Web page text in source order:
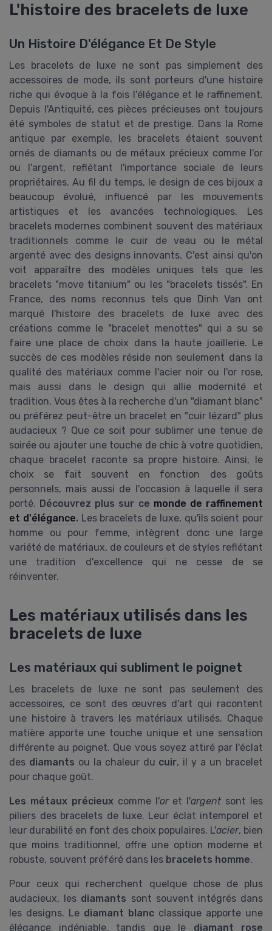
L'histoire des bracelets de luxe
Un Histoire D'élégance Et De Style
Les bracelets de luxe ne sont pas simplement des
accessoires de mode, ils sont porteurs d'une histoire
riche qui évoque à la fois l'élégance et le raffinement.
Depuis l'Antiquité, ces pièces précieuses ont toujours
été symboles de statut et de prestige. Dans la Rome
antique par exemple, les bracelets étaient souvent
ornés de diamants ou de métaux précieux comme l'or
ou l'argent, reflétant l'importance sociale de leurs
propriétaires. Au fil du temps, le design de ces bijoux a
beaucoup évolué, influencé par les mouvements
artistiques et les avancées technologiques. Les
bracelets modernes combinent souvent des matériaux
traditionnels comme le cuir de veau ou le métal
argenté avec des designs innovants. C'est ainsi qu'on
voit apparaître des modèles uniques tels que les
bracelets "move titanium" ou les "bracelets tissés". En
France, des noms reconnus tels que Dinh Van ont
marqué l'histoire des bracelets de luxe avec des
créations comme le "bracelet menottes" qui a su se
faire une place de choix dans la haute joaillerie. Le
succès de ces modèles réside non seulement dans la
qualité des matériaux comme l'acier noir ou l'or rose,
mais aussi dans le design qui allie modernité et
tradition. Vous êtes à la recherche d'un "diamant blanc"
ou préférez peut-être un bracelet en "cuir lézard" plus
audacieux ? Que ce soit pour sublimer une tenue de
soirée ou ajouter une touche de chic à votre quotidien,
chaque bracelet raconte sa propre histoire. Ainsi, le
choix se fait souvent en fonction des goûts
personnels, mais aussi de l'occasion à laquelle il sera
porté. Découvrez plus sur ce monde de raffinement
et d'élégance. Les bracelets de luxe, qu'ils soient pour
homme ou pour femme, intègrent donc une large
variété de matériaux, de couleurs et de styles reflétant
une tradition d'excellence qui ne cesse de se
réinventer.
Les matériaux utilisés dans les
bracelets de luxe
Les matériaux qui subliment le poignet
Les bracelets de luxe ne sont pas seulement des
accessoires, ce sont des œuvres d'art qui racontent
une histoire à travers les matériaux utilisés. Chaque
matière apporte une touche unique et une sensation
différente au poignet. Que vous soyez attiré par l'éclat
des diamants ou la chaleur du cuir, il y a un bracelet
pour chaque goût.
Les métaux précieuxcomme l'oret l'argentsont les
piliers des bracelets de luxe. Leur éclat intemporel et
leur durabilité en font des choix populaires. L'acier, bien
que moins traditionnel, offre une option moderne et
robuste, souvent préféré dans les bracelets homme.
Pour ceux qui recherchent quelque chose de plus
audacieux, les diamants sont souvent intégrés dans
les designs. Le diamant blanc classique apporte une
élégance indéniable, tandis que le diamant rose